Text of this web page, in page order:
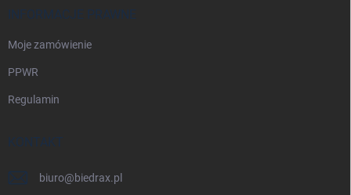
INFORMACJE PRAWNE
Moje zamówienie
PPWR
Regulamin
KONTAKT
biuro@biedrax.pl